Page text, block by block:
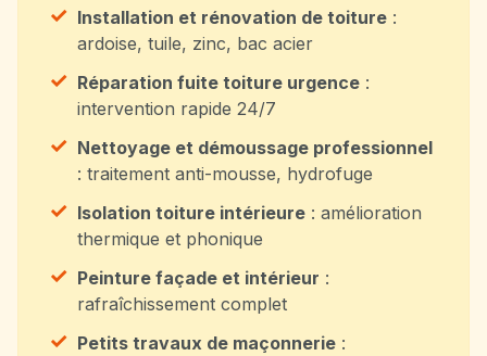
✓ Installation et rénovation de toiture :
ardoise, tuile, zinc, bac acier
✓ Réparation fuite toiture urgence :
intervention rapide 24/7
✓ Nettoyage et démoussage professionnel
: traitement anti-mousse, hydrofuge
✓ Isolation toiture intérieure : amélioration
thermique et phonique
✓ Peinture façade et intérieur :
rafraîchissement complet
✓ Petits travaux de maçonnerie :